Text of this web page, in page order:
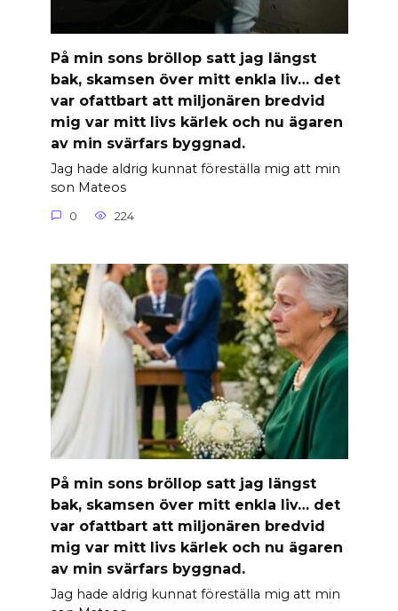
På min sons bröllop satt jag längst
bak, skamsen över mitt enkla liv… det
var ofattbart att miljonären bredvid
mig var mitt livs kärlek och nu ägaren
av min svärfars byggnad.
Jag hade aldrig kunnat föreställa mig att min
son Mateos
0 224
På min sons bröllop satt jag längst
bak, skamsen över mitt enkla liv… det
var ofattbart att miljonären bredvid
mig var mitt livs kärlek och nu ägaren
av min svärfars byggnad.
Jag hade aldrig kunnat föreställa mig att min